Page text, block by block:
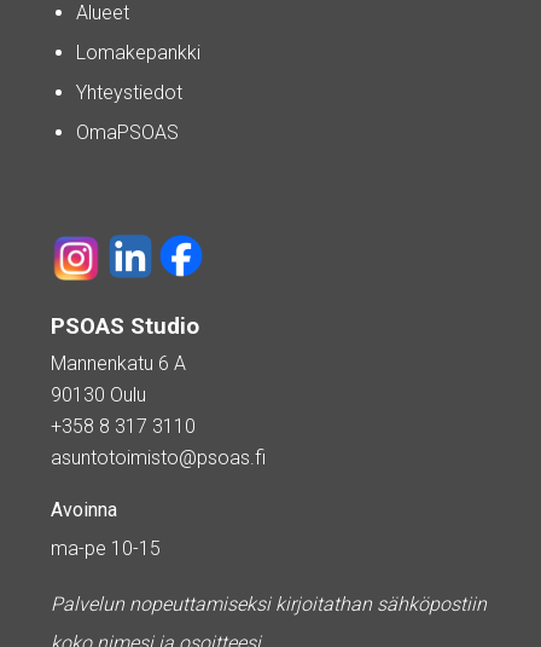
Alueet
Lomakepankki
Yhteystiedot
OmaPSOAS
PSOAS Studio
Mannenkatu 6 A
90130 Oulu
+358 8 317 3110
asuntotoimisto@psoas.fi
Avoinna
ma-pe 10-15
Palvelun nopeuttamiseksi kirjoitathan sähköpostiin